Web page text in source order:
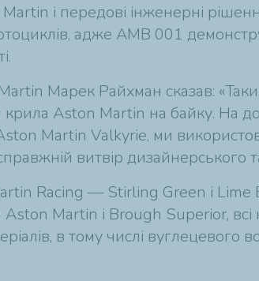
і передові інженерні
адже AMB 001
Марек Райхман сказав:
Aston Martin на байку. На
Martin Valkyrie, ми
витвір дизайнерського
Racing — Stirling Green і Lime
Martin і Brough Superior,
в тому числі вуглецевого